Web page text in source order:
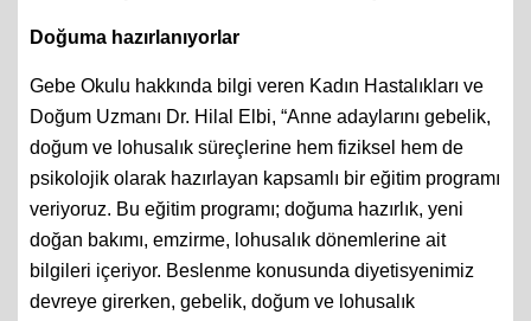
Doğuma hazırlanıyorlar
Gebe Okulu hakkında bilgi veren Kadın Hastalıkları ve
Doğum Uzmanı Dr. Hilal Elbi, “Anne adaylarını gebelik,
doğum ve lohusalık süreçlerine hem fiziksel hem de
psikolojik olarak hazırlayan kapsamlı bir eğitim programı
veriyoruz. Bu eğitim programı; doğuma hazırlık, yeni
doğan bakımı, emzirme, lohusalık dönemlerine ait
bilgileri içeriyor. Beslenme konusunda diyetisyenimiz
devreye girerken, gebelik, doğum ve lohusalık